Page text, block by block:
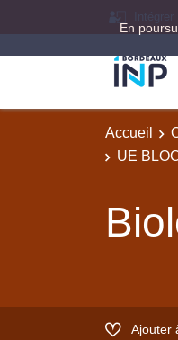
En
Accueil
UE
Ajouter